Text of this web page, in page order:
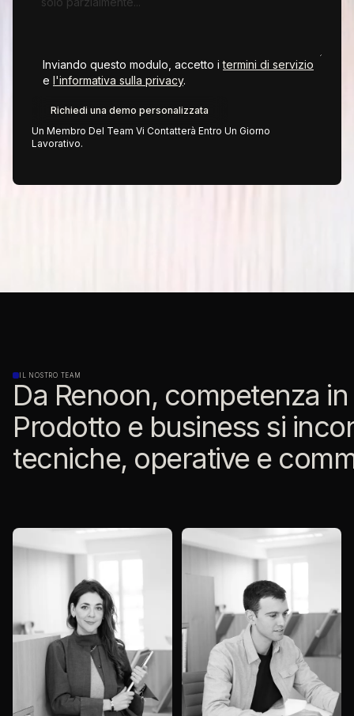
Inviando questo modulo, accetto itermini di servizio
e l'informativa sulla privacy.
Un Membro Del Team Vi Contatterà Entro Un Giorno
Lavorativo.
IL NOSTRO TEAM
Da Renoon, competenza
Prodotto e business si
tecniche, operative e